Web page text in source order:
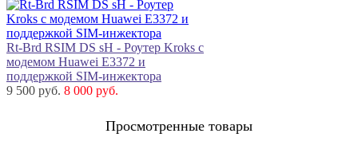
Rt-Brd RSIM DS sH - Роутер Kroks с
модемом Huawei E3372 и
поддержкой SIM-инжектора
9 500 руб. 8 000 руб.
Просмотренные товары